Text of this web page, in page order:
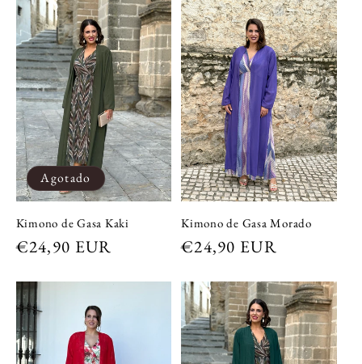
Agotado
Kimono de Gasa Kaki
Precio
€24,90 EUR
Kimono de Gasa Morado
Precio
€24,90 EUR